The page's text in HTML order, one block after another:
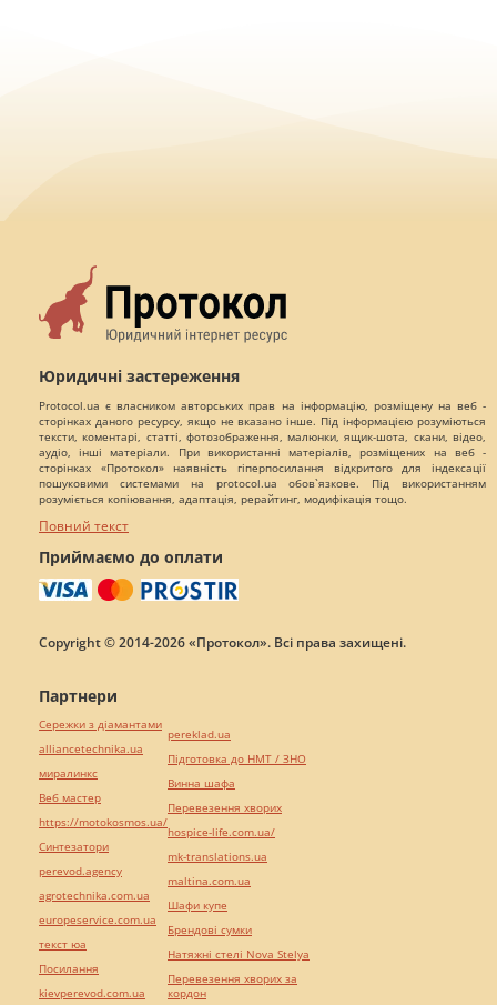
Юридичні застереження
Protocol.ua є власником авторських прав на інформацію, розміщену на веб -
сторінках даного ресурсу, якщо не вказано інше. Під інформацією розуміються
тексти, коментарі, статті, фотозображення, малюнки, ящик-шота, скани, відео,
аудіо, інші матеріали. При використанні матеріалів, розміщених на веб -
сторінках «Протокол» наявність гіперпосилання відкритого для індексації
пошуковими системами на protocol.ua обов`язкове. Під використанням
розуміється копіювання, адаптація, рерайтинг, модифікація тощо.
Повний текст
Приймаємо до оплати
Copyright © 2014-2026 «Протокол». Всі права захищені.
Партнери
Сережки з діамантами
alliancetechnika.ua
миралинкс
Веб мастер
https://motokosmos.ua/
Синтезатори
perevod.agency
agrotechnika.com.ua
europeservice.com.ua
текст юа
Посилання
kievperevod.com.ua
pereklad.ua
Підготовка до НМТ / ЗНО
Винна шафа
Перевезення хворих
hospice-life.com.ua/
mk-translations.ua
maltina.com.ua
Шафи купе
Брендові сумки
Натяжні стелі Nova Stelya
Перевезення хворих за
кордон